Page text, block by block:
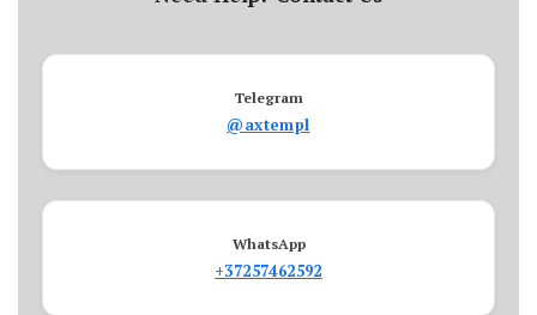
Telegram
@axtempl
WhatsApp
+37257462592